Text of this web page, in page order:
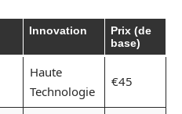
Innovation
Prix (de
base)
Haute
Technologie
€45